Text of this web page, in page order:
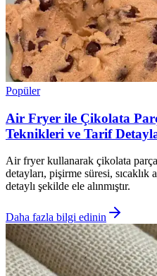
Popüler
Air Fryer ile Çikolata
Teknikleri ve Tarif
Air fryer kullanarak çikolata
detayları, pişirme süresi, sıcaklık
detaylı şekilde ele alınmıştır.
Daha fazla bilgi edinin